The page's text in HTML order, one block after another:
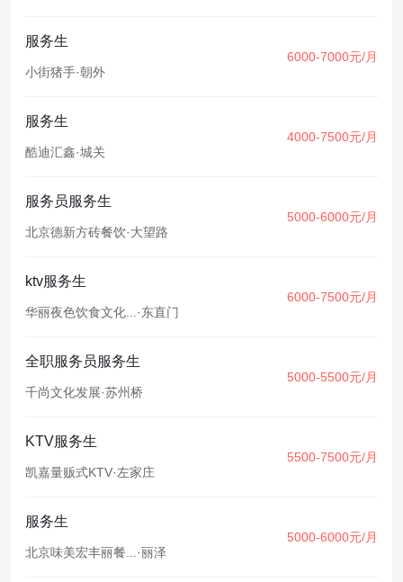
服务生
小街猪手·朝外
6000-7000元/月
服务生
酷迪汇鑫·城关
4000-7500元/月
服务员服务生
北京德新方砖餐饮·大望路
5000-6000元/月
ktv服务生
华丽夜色饮食文化... ·东直门
6000-7500元/月
全职服务员服务生
千尚文化发展·苏州桥
5000-5500元/月
KTV服务生
凯嘉量贩式KTV·左家庄
5500-7500元/月
服务生
北京味美宏丰丽餐... ·丽泽
5000-6000元/月